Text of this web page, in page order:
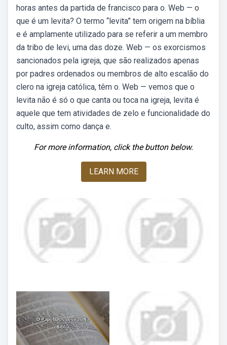
horas antes da partida de francisco para o. Web — o
que é um levita? O termo “levita” tem origem na bíblia
e é amplamente utilizado para se referir a um membro
da tribo de levi, uma das doze. Web — os exorcismos
sancionados pela igreja, que são realizados apenas
por padres ordenados ou membros de alto escalão do
clero na igreja católica, têm o. Web — vemos que o
levita não é só o que canta ou toca na igreja, levita é
aquele que tem atividades de zelo e funcionalidade do
culto, assim como dança e.
For more information, click the button below.
LEARN MORE